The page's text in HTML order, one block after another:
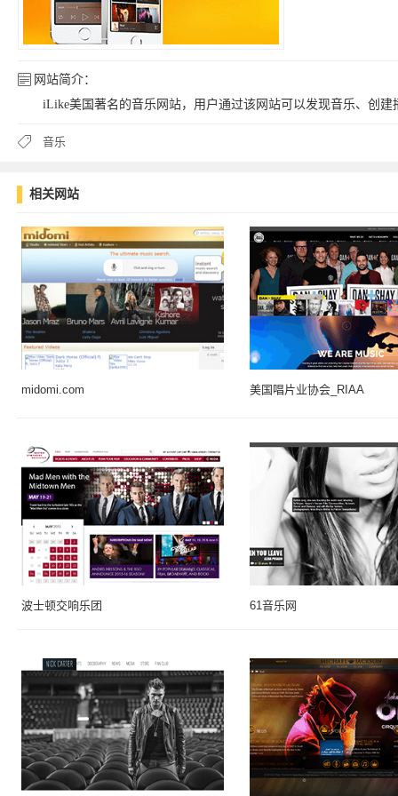
网站简介：
iLike美国著名的音乐网站，用户通过该网站可以发现音乐、创
音乐
相关网站
midomi.com 美国唱片业协会_RIAA
波士顿交响乐团 61音乐网